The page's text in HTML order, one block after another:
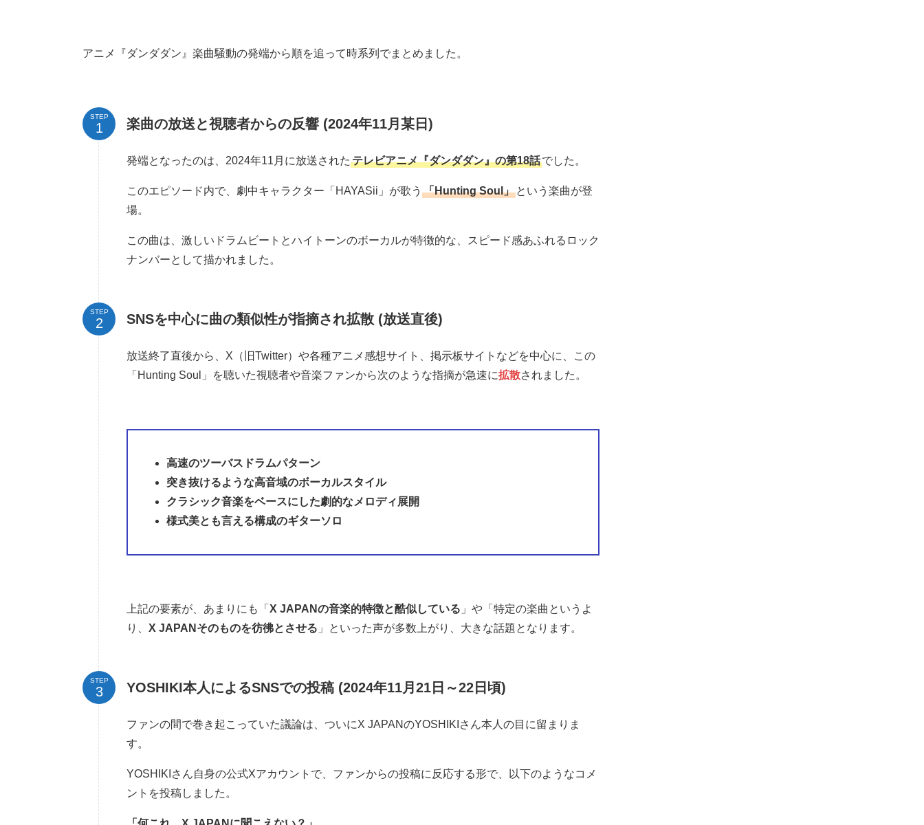
アニメ『ダンダダン』楽曲騒動の発端から順を追って時系列でまとめました。
STEP 楽曲の放送と視聴者からの反響 (2024年11月某日)
発端となったのは、2024年11月に放送された テレビアニメ『ダンダダン』の第18話でした。
このエピソード内で、劇中キャラクター「HAYASii」が歌う 「Hunting Soul」 という楽曲が登
場。
この曲は、激しいドラムビートとハイトーンのボーカルが特徴的な、スピード感あふれるロック
ナンバーとして描かれました。
STEP SNSを中心に曲の類似性が指摘され拡散 (放送直後)
放送終了直後から、X（旧Twitter）や各種アニメ感想サイト、掲示板サイトなどを中心に、この
「Hunting Soul」を聴いた視聴者や音楽ファンから次のような指摘が急速に拡散されました。
高速のツーバスドラムパターン
突き抜けるような高音域のボーカルスタイル
クラシック音楽をベースにした劇的なメロディ展開
様式美とも言える構成のギターソロ
上記の要素が、あまりにも「 X JAPANの音楽的特徴と酷似している 」や「特定の楽曲というよ
り、 X JAPANそのものを彷彿とさせる 」といった声が多数上がり、大きな話題となります。
STEP YOSHIKI本人によるSNSでの投稿 (2024年11月21日～22日頃)
ファンの間で巻き起こっていた議論は、ついにX JAPANのYOSHIKIさん本人の目に留まりま
す。
YOSHIKIさん自身の公式Xアカウントで、ファンからの投稿に反応する形で、以下のようなコメ
ントを投稿しました。